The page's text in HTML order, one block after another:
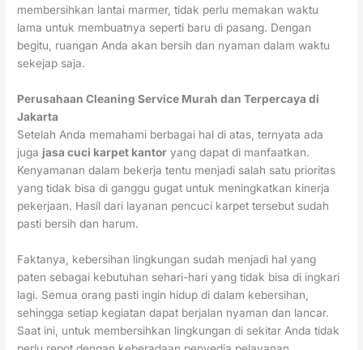
membersihkan lantai marmer, tidak perlu memakan waktu
lama untuk membuatnya seperti baru di pasang. Dengan
begitu, ruangan Anda akan bersih dan nyaman dalam waktu
sekejap saja.
Perusahaan Cleaning Service Murah dan Terpercaya di
Jakarta
Setelah Anda memahami berbagai hal di atas, ternyata ada
jugajasa cuci karpet kantor yang dapat di manfaatkan.
Kenyamanan dalam bekerja tentu menjadi salah satu prioritas
yang tidak bisa di ganggu gugat untuk meningkatkan kinerja
pekerjaan. Hasil dari layanan pencuci karpet tersebut sudah
pasti bersih dan harum.
Faktanya, kebersihan lingkungan sudah menjadi hal yang
paten sebagai kebutuhan sehari-hari yang tidak bisa di ingkari
lagi. Semua orang pasti ingin hidup di dalam kebersihan,
sehingga setiap kegiatan dapat berjalan nyaman dan lancar.
Saat ini, untuk membersihkan lingkungan di sekitar Anda tidak